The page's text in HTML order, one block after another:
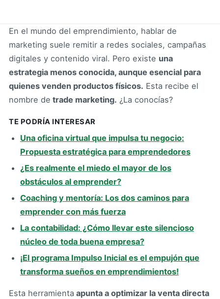
En el mundo del emprendimiento, hablar de
marketing suele remitir a redes sociales, campañas
digitales y contenido viral. Pero existe una
estrategia menos conocida, aunque esencial para
quienes venden productos físicos. Esta recibe el
nombre de trade marketing. ¿La conocías?
TE PODRÍA INTERESAR
Una oficina virtual que impulsa tu negocio:
Propuesta estratégica para emprendedores
¿Es realmente el miedo el mayor de los
obstáculos al emprender?
Coaching y mentoría: Los dos caminos para
emprender con más fuerza
La contabilidad: ¿Cómo llevar este silencioso
núcleo de toda buena empresa?
¡El programa Impulso Inicial es el empujón que
transforma sueños en emprendimientos!
Esta herramienta apunta a optimizar la venta directa